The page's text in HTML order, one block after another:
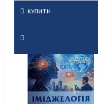
КУПИТИ